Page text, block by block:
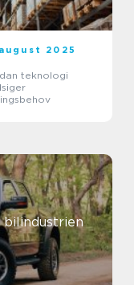
2025
teknologi
bilindustrien